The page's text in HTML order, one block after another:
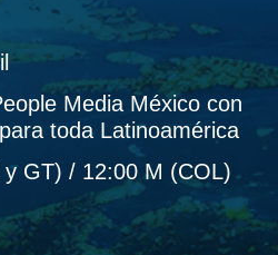
Media México con
toda Latinoamérica
y GT) / 12:00 M (COL)